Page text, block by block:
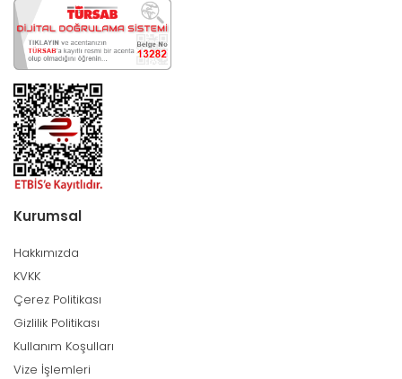
Kurumsal
Hakkımızda
KVKK
Çerez Politikası
Gizlilik Politikası
Kullanım Koşulları
Vize İşlemleri